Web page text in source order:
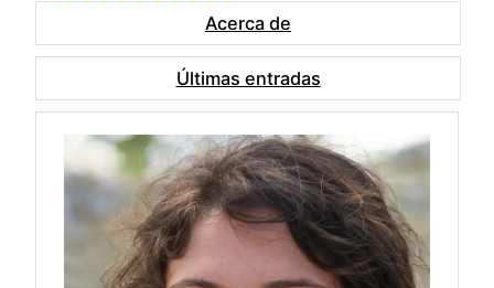
Acerca de
Últimas entradas